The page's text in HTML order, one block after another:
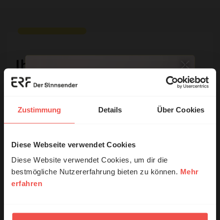
Zustimmung Details Über Cookies
Diese Webseite verwendet Cookies
Diese Website verwendet Cookies, um dir die
bestmögliche Nutzererfahrung bieten zu können. Mehr
erfahren
Ihr Kommentar
E-Mail:
Die E-Mail-Adresse wird nicht veröffentlicht.
© Ruth Schneider / ERF